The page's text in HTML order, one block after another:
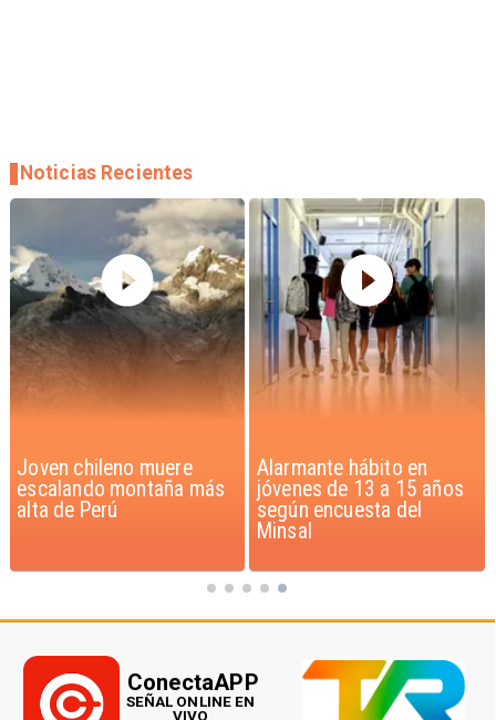
Alarmante hábito en
jóvenes de 13 a 15 años
según encuesta del
Aprueban creación del
Parque Sebastián Piñera
con inversión de $4 mil
millones
Noticias Recientes
ConectaAPP
SEÑAL ONLINE EN
VIVO